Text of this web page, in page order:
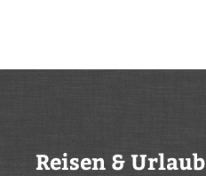
Reisen & Urlaub